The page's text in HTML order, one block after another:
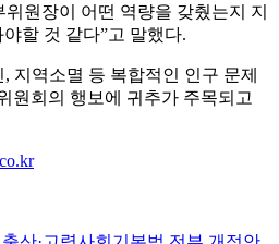
원장이 어떤 역량을 갖췄는지 지
할 것 같다”고 말했다.
지역소멸 등 복합적인 인구 문제
원회의 행보에 귀추가 주목되고